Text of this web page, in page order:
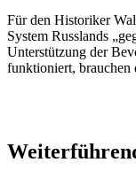
Für den Historiker
System Russlands
Unterstützung der
funktioniert, brauchen